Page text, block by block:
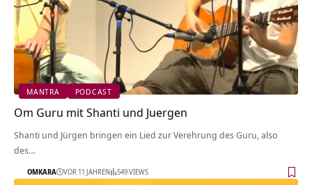
MANTRA PODCAST
Om Guru mit Shanti und Juergen
Shanti und Jürgen bringen ein Lied zur Verehrung des Guru, also
des…
OMKARA VOR 11 JAHREN 549 VIEWS